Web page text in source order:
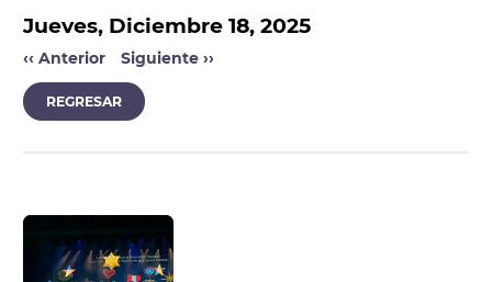
Jueves, Diciembre 18, 2025
‹‹ Anterior Siguiente ››
REGRESAR